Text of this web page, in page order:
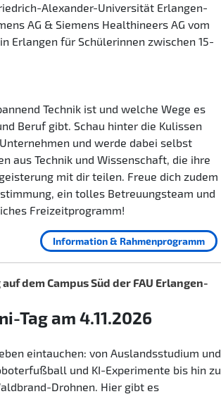
Alexander-Universität Erlangen-
AG & Siemens Healthineers AG vom
in Erlangen für Schülerinnen zwischen 15-
Technik ist und welche Wege es
Beruf gibt. Schau hinter die Kulissen
und werde dabei selbst
aus Technik und Wissenschaft, die ihre
mit dir teilen. Freue dich zudem
ein tolles Betreuungsteam und
Freizeitprogramm!
Information & Rahmenprogramm
dem Campus Süd der FAU Erlangen-
Tag am 4.11.2026
eintauchen: von Auslandsstudium und
und KI-Experimente bis hin zu
Drohnen. Hier gibt es